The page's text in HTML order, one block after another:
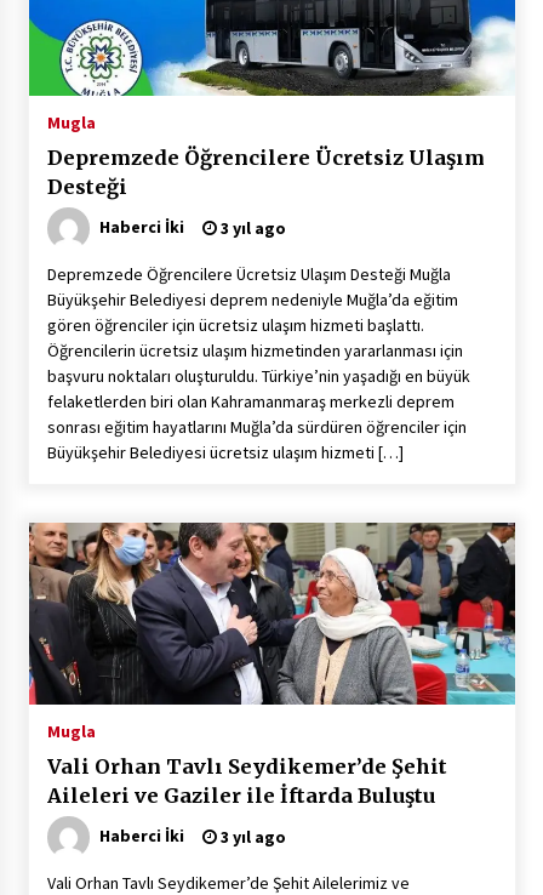
Çevre Bilinci Sahneye Taşınıyor: Çocuklardan
“Temiz Fethiye” Oyunu
9 Günde 119 Acil Olaya Müdahale Edildi
FETHİYE BELEDİYESİ HAZİRAN AYI MECLİS
TOPLANTISI GERÇEKLEŞTİRİLDİ
2 ay ago
HAYIRSEVER DİNÇER AKYALI’DAN EĞİTİME
DESTEK
2 ay ago
2 ay ago
Saadet Partisi Ziyaretlere Devam Ediyor
4 ay ago
9 ay ago
Seydikemer Belediye Meclisi Ekim Ayı
Toplantısı Yapıldı
2 yıl ago
Mugla
Depremzede Öğrencilere Ücretsiz Ulaşım
Desteği
Haberci İki 3 yıl ago
Depremzede Öğrencilere Ücretsiz Ulaşım Desteği Muğla
Büyükşehir Belediyesi deprem nedeniyle Muğla’da eğitim
gören öğrenciler için ücretsiz ulaşım hizmeti başlattı.
Öğrencilerin ücretsiz ulaşım hizmetinden yararlanması için
başvuru noktaları oluşturuldu. Türkiye’nin yaşadığı en büyük
felaketlerden biri olan Kahramanmaraş merkezli deprem
sonrası eğitim hayatlarını Muğla’da sürdüren öğrenciler için
Büyükşehir Belediyesi ücretsiz ulaşım hizmeti […]
Mugla
Vali Orhan Tavlı Seydikemer’de Şehit
Aileleri ve Gaziler ile İftarda Buluştu
Haberci İki 3 yıl ago
Vali Orhan Tavlı Seydikemer’de Şehit Ailelerimiz ve